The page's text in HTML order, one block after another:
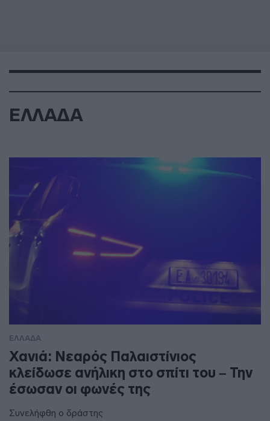
ΕΛΛΑΔΑ
ΕΛΛΑΔΑ
Χανιά: Νεαρός Παλαιστίνιος
κλείδωσε ανήλικη στο σπίτι του – Την
έσωσαν οι φωνές της
Συνελήφθη ο δράστης